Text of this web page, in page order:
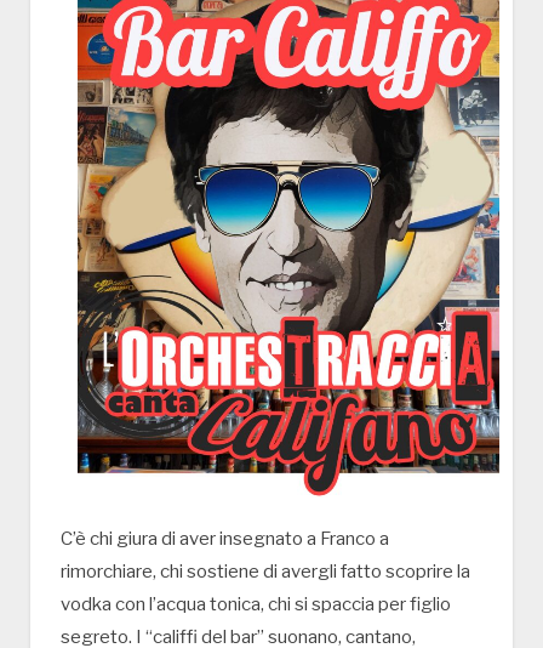
C’è chi giura di aver insegnato a Franco a
rimorchiare, chi sostiene di avergli fatto scoprire la
vodka con l’acqua tonica, chi si spaccia per figlio
segreto. I “califfi del bar” suonano, cantano,